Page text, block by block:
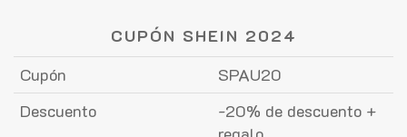
CUPÓN SHEIN 2024
Cupón
SPAU20
Descuento
-20% de descuento +